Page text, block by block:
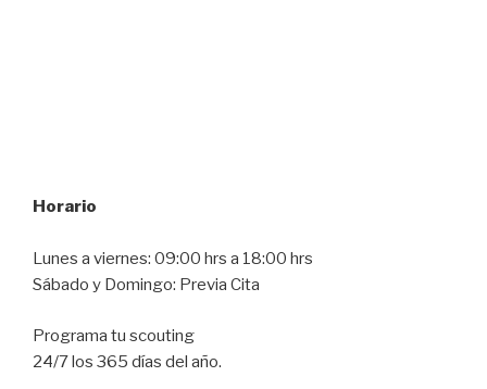
Horario
Lunes a viernes: 09:00 hrs a 18:00 hrs
Sábado y Domingo: Previa Cita
Programa tu scouting
24/7 los 365 días del año.